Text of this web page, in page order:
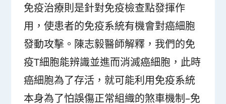
免疫治療則是針對免疫檢查點發揮作
用，使患者的免疫系統有機會對癌細胞
發動攻擊。陳志毅醫師解釋，我們的免
疫T細胞能辨識並進而消滅癌細胞，此時
癌細胞為了存活，就可能利用免疫系統
本身為了怕誤傷正常組織的煞車機制–免